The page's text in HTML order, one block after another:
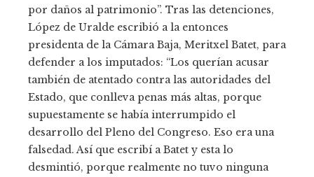
por daños al patrimonio”. Tras las detenciones,
López de Uralde escribió a la entonces
presidenta de la Cámara Baja, Meritxel Batet, para
defender a los imputados: “Los querían acusar
también de atentado contra las autoridades del
Estado, que conlleva penas más altas, porque
supuestamente se había interrumpido el
desarrollo del Pleno del Congreso. Eso era una
falsedad. Así que escribí a Batet y esta lo
desmintió, porque realmente no tuvo ninguna